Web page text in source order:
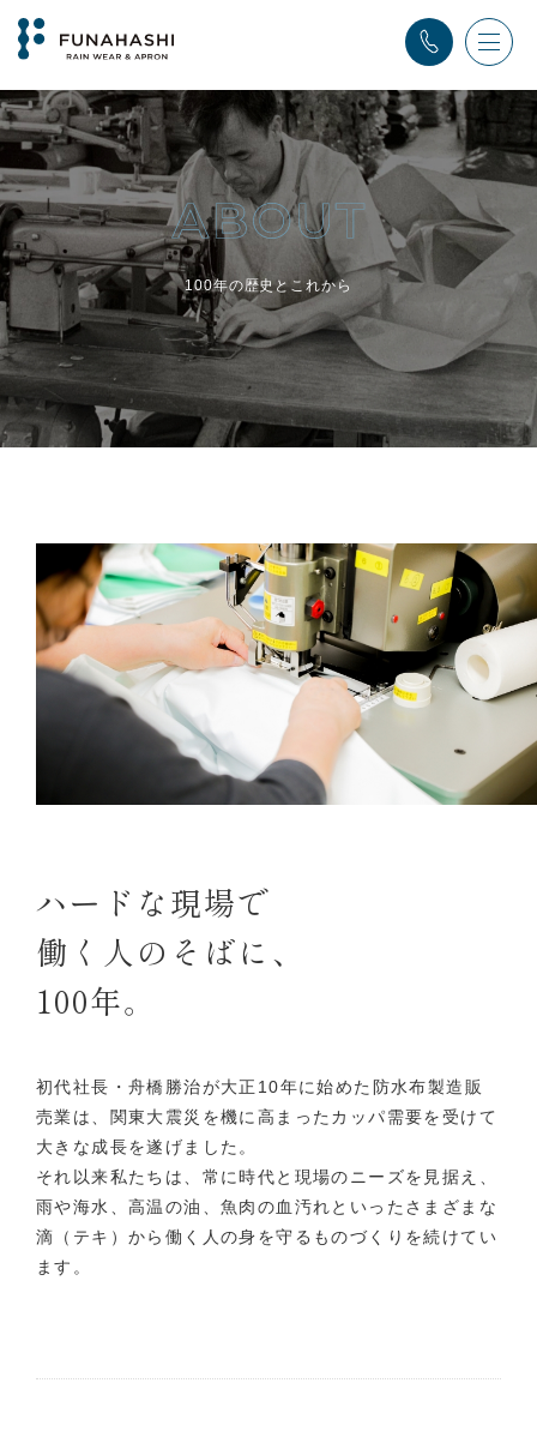
TOP
100年の歴史とこれから
ハードな現場で
働く人のそばに、
100年。
初代社長・舟橋勝治が大正10年に始めた防水布製造販
売業は、関東大震災を機に高まったカッパ需要を受けて
大きな成長を遂げました。
それ以来私たちは、常に時代と現場のニーズを見据え、
雨や海水、高温の油、魚肉の血汚れといったさまざまな
滴（テキ）から働く人の身を守るものづくりを続けてい
ます。